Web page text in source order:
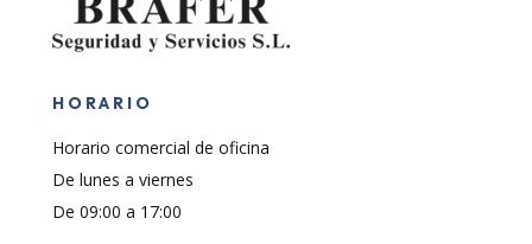
HORARIO
Horario comercial de oficina
De lunes a viernes
De 09:00 a 17:00